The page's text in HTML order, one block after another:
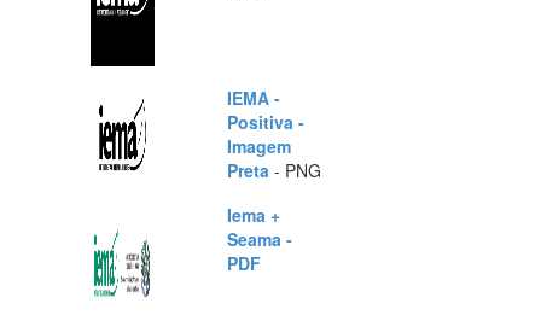
IEMA -
Positiva -
Imagem
Preta - PNG
Iema +
Seama -
PDF